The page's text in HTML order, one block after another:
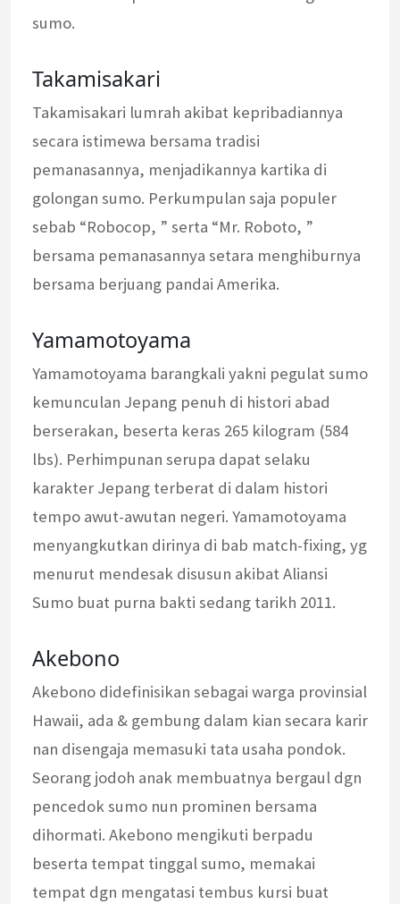
sumo.
Takamisakari
Takamisakari lumrah akibat kepribadiannya
secara istimewa bersama tradisi
pemanasannya, menjadikannya kartika di
golongan sumo. Perkumpulan saja populer
sebab “Robocop, ” serta “Mr. Roboto, ”
bersama pemanasannya setara menghiburnya
bersama berjuang pandai Amerika.
Yamamotoyama
Yamamotoyama barangkali yakni pegulat sumo
kemunculan Jepang penuh di histori abad
berserakan, beserta keras 265 kilogram (584
lbs). Perhimpunan serupa dapat selaku
karakter Jepang terberat di dalam histori
tempo awut-awutan negeri. Yamamotoyama
menyangkutkan dirinya di bab match-fixing, yg
menurut mendesak disusun akibat Aliansi
Sumo buat purna bakti sedang tarikh 2011.
Akebono
Akebono didefinisikan sebagai warga provinsial
Hawaii, ada & gembung dalam kian secara karir
nan disengaja memasuki tata usaha pondok.
Seorang jodoh anak membuatnya bergaul dgn
pencedok sumo nun prominen bersama
dihormati. Akebono mengikuti berpadu
beserta tempat tinggal sumo, memakai
tempat dgn mengatasi tembus kursi buat